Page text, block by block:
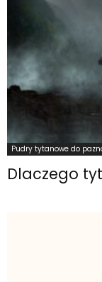
Pudry tytanowe do
Dlaczego